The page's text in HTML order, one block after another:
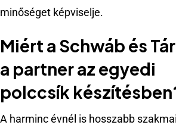
minőséget képviselje.
Miért a Schwáb és
a partner az egyedi
polccsík
A harminc évnél is hosszabb